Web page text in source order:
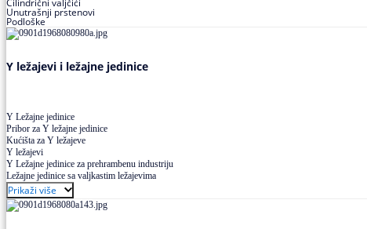
Cilindrični valjčići
Unutrašnji prstenovi
Podloške
Y ležajevi i ležajne jedinice
Y Ležajne jedinice
Pribor za Y ležajne jedinice
Kućišta za Y ležajeve
Y ležajevi
Y Ležajne jedinice za prehrambenu industriju
Ležajne jedinice sa valjkastim ležajevima
Prikaži više